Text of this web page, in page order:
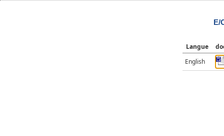
E/
Langue
English